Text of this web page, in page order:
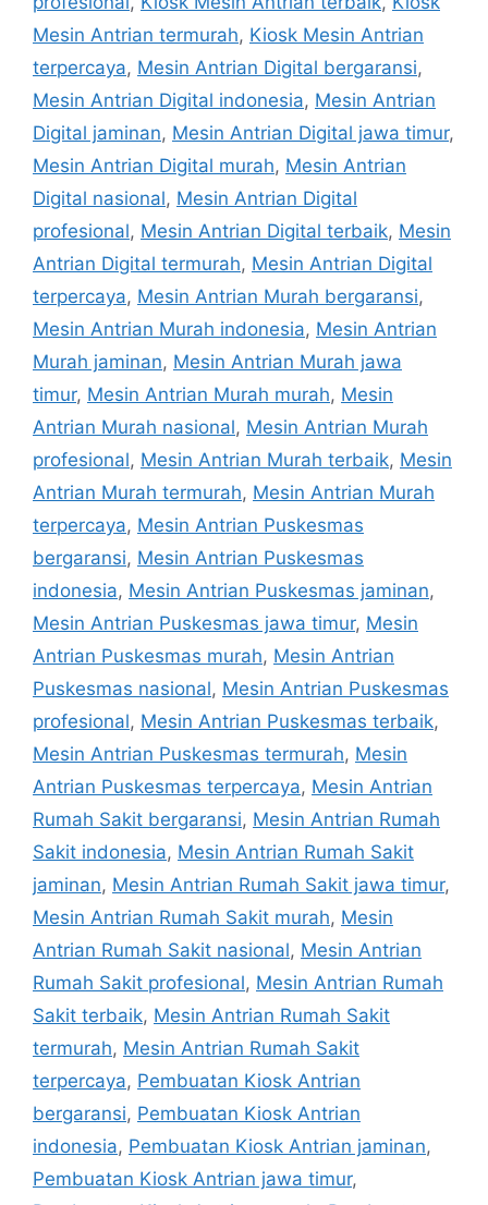
Mesin Antrian termurah, Kiosk Mesin Antrian
terpercaya, Mesin Antrian Digital bergaransi,
Mesin Antrian Digital indonesia, Mesin Antrian
Digital jaminan, Mesin Antrian Digital jawa timur,
Mesin Antrian Digital murah, Mesin Antrian
Digital nasional, Mesin Antrian Digital
profesional, Mesin Antrian Digital terbaik, Mesin
Antrian Digital termurah, Mesin Antrian Digital
terpercaya, Mesin Antrian Murah bergaransi,
Mesin Antrian Murah indonesia, Mesin Antrian
Murah jaminan, Mesin Antrian Murah jawa
timur, Mesin Antrian Murah murah, Mesin
Antrian Murah nasional, Mesin Antrian Murah
profesional, Mesin Antrian Murah terbaik, Mesin
Antrian Murah termurah, Mesin Antrian Murah
terpercaya, Mesin Antrian Puskesmas
bergaransi, Mesin Antrian Puskesmas
indonesia, Mesin Antrian Puskesmas jaminan,
Mesin Antrian Puskesmas jawa timur, Mesin
Antrian Puskesmas murah, Mesin Antrian
Puskesmas nasional, Mesin Antrian Puskesmas
profesional, Mesin Antrian Puskesmas terbaik,
Mesin Antrian Puskesmas termurah, Mesin
Antrian Puskesmas terpercaya, Mesin Antrian
Rumah Sakit bergaransi, Mesin Antrian Rumah
Sakit indonesia, Mesin Antrian Rumah Sakit
jaminan, Mesin Antrian Rumah Sakit jawa timur,
Mesin Antrian Rumah Sakit murah, Mesin
Antrian Rumah Sakit nasional, Mesin Antrian
Rumah Sakit profesional, Mesin Antrian Rumah
Sakit terbaik, Mesin Antrian Rumah Sakit
termurah, Mesin Antrian Rumah Sakit
terpercaya, Pembuatan Kiosk Antrian
bergaransi, Pembuatan Kiosk Antrian
indonesia, Pembuatan Kiosk Antrian jaminan,
Pembuatan Kiosk Antrian jawa timur,